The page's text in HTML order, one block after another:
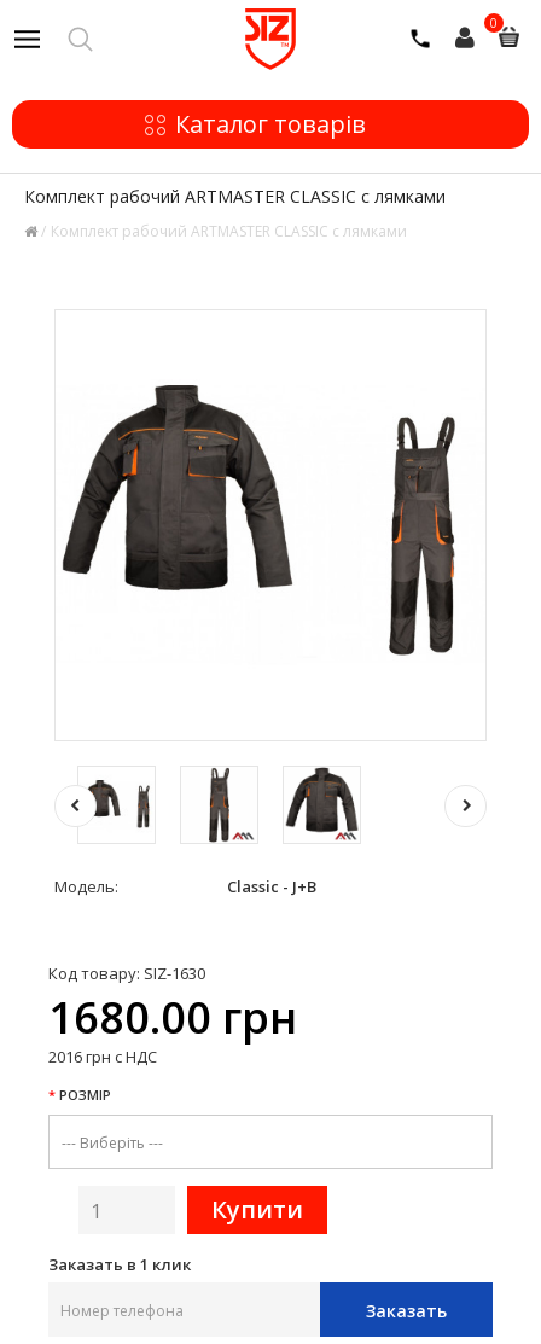
0
Каталог товарів
Комплект рабочий ARTMASTER CLASSIC с лямками
Комплект рабочий ARTMASTER CLASSIC с лямками
Модель: Classic - J+B
Код товару: SIZ-1630
1680.00 грн
2016 грн с НДС
РОЗМІР
Заказать в 1 клик
Заказать